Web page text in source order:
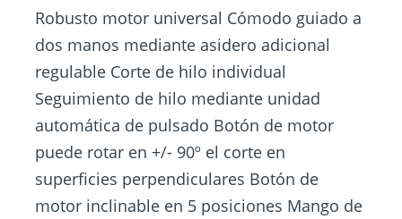
Robusto motor universal Cómodo guiado a
dos manos mediante asidero adicional
regulable Corte de hilo individual
Seguimiento de hilo mediante unidad
automática de pulsado Botón de motor
puede rotar en +/- 90º el corte en
superficies perpendiculares Botón de
motor inclinable en 5 posiciones Mango de